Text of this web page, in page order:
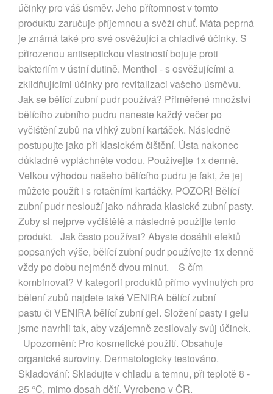
účinky pro váš úsměv. Jeho přítomnost v tomto
produktu zaručuje příjemnou a svěží chuť. Máta peprná
je známá také pro své osvěžující a chladivé účinky. S
přirozenou antiseptickou vlastností bojuje proti
bakteriím v ústní dutině. Menthol - s osvěžujícími a
zklidňujícími účinky pro revitalizaci vašeho úsměvu.
Jak se bělící zubní pudr používá? Přiměřené množství
bělícího zubního pudru naneste každý večer po
vyčištění zubů na vlhký zubní kartáček. Následně
postupujte jako při klasickém čištění. Ústa nakonec
důkladně vypláchněte vodou. Používejte 1x denně.
Velkou výhodou našeho bělícího pudru je fakt, že jej
můžete použít i s rotačními kartáčky. POZOR! Bělící
zubní pudr neslouží jako náhrada klasické zubní pasty.
Zuby si nejprve vyčištětě a následně použijte tento
produkt. Jak často používat? Abyste dosáhli efektů
popsaných výše, bělící zubní pudr používejte 1x denně
vždy po dobu nejméně dvou minut. S čím
kombinovat? V kategorii produktů přímo vyvinutých pro
bělení zubů najdete také VENIRA bělící zubní
pastu či VENIRA bělící zubní gel. Složení pasty i gelu
jsme navrhli tak, aby vzájemně zesilovaly svůj účinek.
Upozornění: Pro kosmetické použití. Obsahuje
organické suroviny. Dermatologicky testováno.
Skladování: Skladujte v chladu a temnu, při teplotě 8 -
25 °C, mimo dosah dětí. Vyrobeno v ČR.